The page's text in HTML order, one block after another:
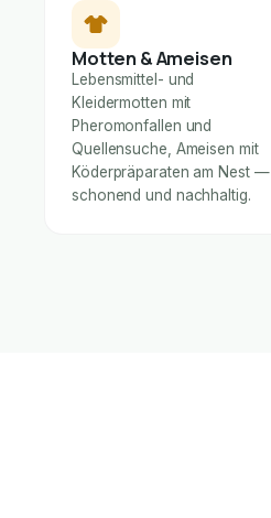
Motten & Ameisen
Lebensmittel- und
Kleidermotten mit
Pheromonfallen und
Quellensuche, Ameisen mit
Köderpräparaten am Nest —
schonend und nachhaltig.